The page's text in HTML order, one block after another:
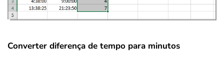
Converter diferença de tempo para minutos